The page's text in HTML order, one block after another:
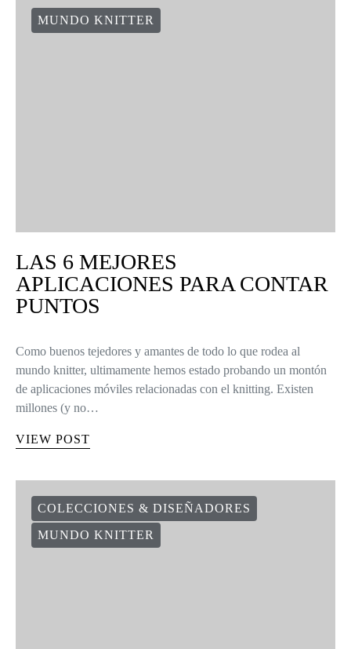
MUNDO KNITTER
LAS 6 MEJORES
APLICACIONES PARA CONTAR
PUNTOS
Como buenos tejedores y amantes de todo lo que rodea al
mundo knitter, ultimamente hemos estado probando un montón
de aplicaciones móviles relacionadas con el knitting. Existen
millones (y no…
VIEW POST
COLECCIONES & DISEÑADORES
MUNDO KNITTER